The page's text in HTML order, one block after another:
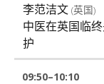
李范洁文 (英国)
中医在英国临
护
09:50–10:10